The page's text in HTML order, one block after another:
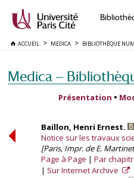
ACCUEIL MEDICA BIBLIOTHÈQUE
Medica —
Présentation •
Baillon, Henri Ernest.
Notice sur les travaux
[Paris, Impr. de E.
Page à Page
Par
Sur Internet Archive